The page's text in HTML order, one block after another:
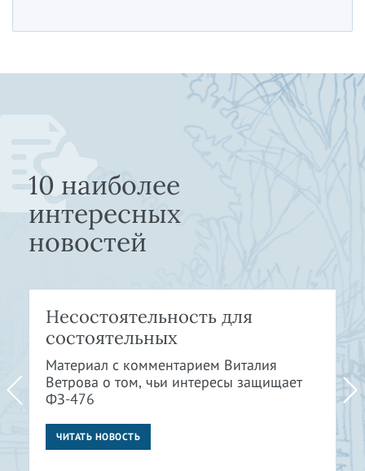
10 наиболее
интересных
новостей
Несостоятельность для
состоятельных
Материал с комментарием Виталия
Ветрова о том, чьи интересы защищает
ФЗ-476
ЧИТАТЬ НОВОСТЬ